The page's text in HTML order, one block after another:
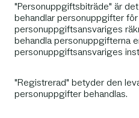
"Personuppgiftsbiträde" är
behandlar personuppgifter
personuppgiftsansvariges
behandla personuppgifterna
personuppgiftsansvariges
"Registrerad" betyder den
personuppgifter behandlas.